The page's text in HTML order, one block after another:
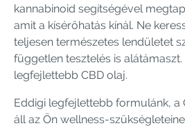
kannabinoid segítségével
amit a kísérőhatás kínál. Ne
teljesen természetes lendületet
független tesztelés is
legfejlettebb CBD olaj.
Eddigi legfejlettebb formulánk, a
áll az Ön wellness-